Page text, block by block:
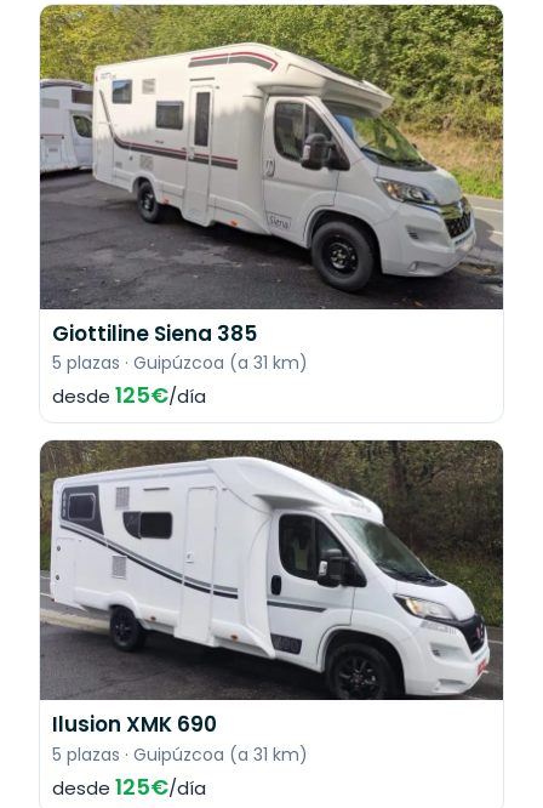
Giottiline Siena 385
5 plazas · Guipúzcoa (a 31 km)
desde125€/día
Ilusion XMK 690
5 plazas · Guipúzcoa (a 31 km)
desde125€/día